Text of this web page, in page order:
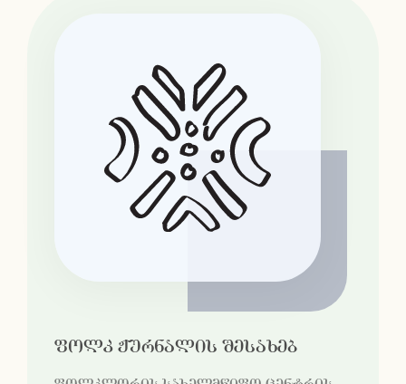
ფოლკ ჟურნალის შესახებ